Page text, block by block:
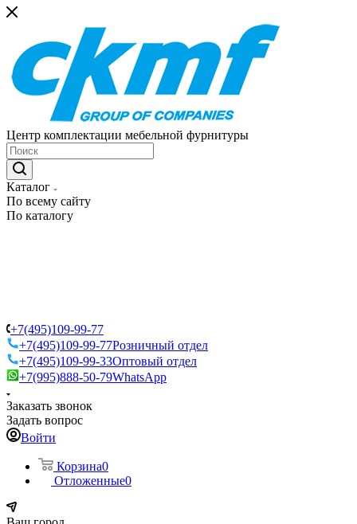
Центр комплектации мебельной фурнитуры
Каталог
По всему сайту
По каталогу
+7(495)109-99-77
+7(495)109-99-77Розничный отдел
+7(495)109-99-33Оптовый отдел
+7(995)888-50-79WhatsApp
Заказать звонок
Задать вопрос
Войти
Корзина0
Отложенные0